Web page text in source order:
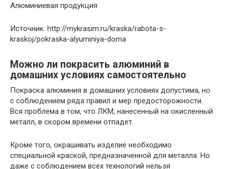
Алюминиевая продукция
Источник: http://mykrasim.ru/kraska/rabota-s-
kraskoj/pokraska-alyuminiya-doma
Можно ли покрасить алюминий в
домашних условиях самостоятельно
Покраска алюминия в домашних условиях допустима, но
с соблюдением ряда правил и мер предосторожности.
Вся проблема в том, что ЛКМ, нанесенный на окисленный
металл, в скором времени отпадет.
Кроме того, окрашивать изделие необходимо
специальной краской, предназначенной для металла. Но
даже с соблюдением всех технологий нельзя